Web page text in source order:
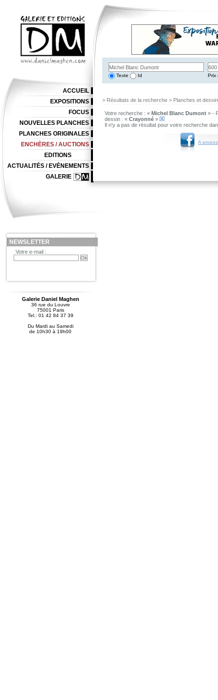
Texte Id Prix
> Résultats de la recherche > Planches et
Votre recherche : « Michel Blanc Dumont » -
dessin : « Crayonné »
Il n'y a pas de résultat pour votre recherche
A
ACCUEIL
EXPOSITIONS
FOCUS
NOUVELLES PLANCHES
PLANCHES ORIGINALES
ENCHÈRES / AUCTIONS
EDITIONS
ACTUALITÉS / EVÉNEMENTS
GALERIE
NEWSLETTER
Votre e-mail :
Galerie Daniel Maghen
36 rue du Louvre
75001 Paris
Tel.: 01 42 84 37 39
Du Mardi au Samedi
de 10h30 à 19h00